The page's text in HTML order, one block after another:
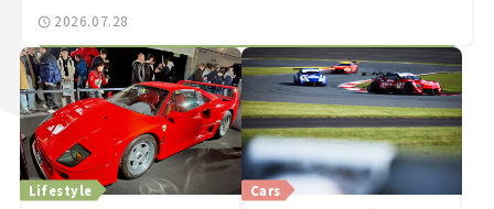
2026.07.28
Lifestyle Cars